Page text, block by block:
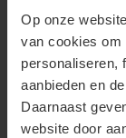
Op onze
van cookies om
personaliseren,
aanbieden en
Daarnaast
website door